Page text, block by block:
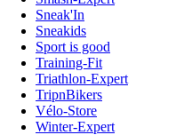
Sneak'In
Sneakids
Sport is good
Training-Fit
Triathlon-Expert
TripnBikers
Vélo-Store
Winter-Expert